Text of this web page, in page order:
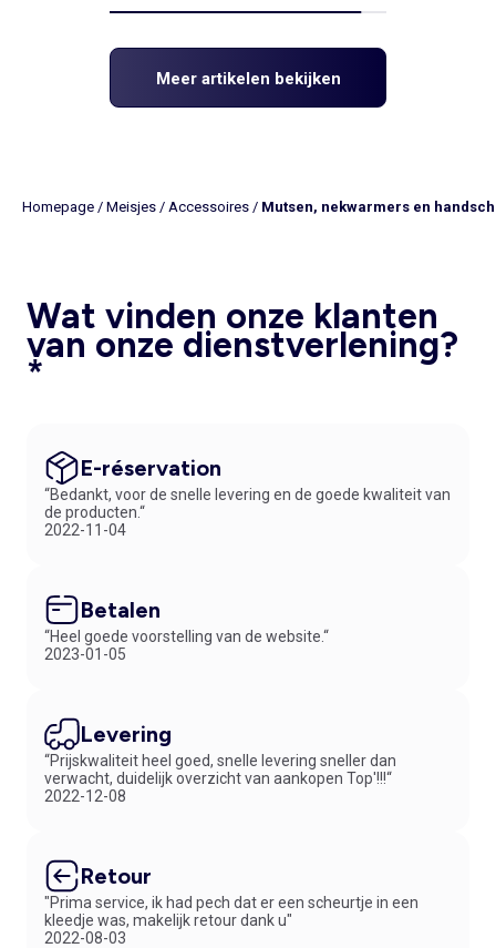
Meer artikelen bekijken
Homepage / Meisjes / Accessoires / Mutsen, nekwarmers en
Wat vinden onze klanten
van onze dienstverlening?
*
E-réservation
“Bedankt, voor de snelle levering en de goede kwaliteit van
de producten.“
2022-11-04
Betalen
“Heel goede voorstelling van de website.“
2023-01-05
Levering
“Prijskwaliteit heel goed, snelle levering sneller dan
verwacht, duidelijk overzicht van aankopen Top'!!!“
2022-12-08
Retour
"Prima service, ik had pech dat er een scheurtje in een
kleedje was, makelijk retour dank u"
2022-08-03